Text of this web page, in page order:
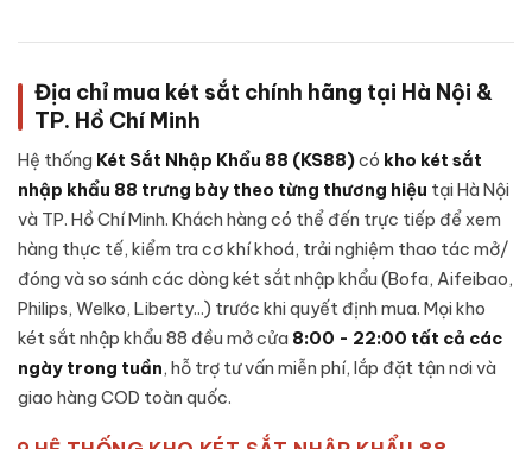
chế tạo theo cấu trúc nhiều lớp, từng chi tiết được gia công
cẩn thận:
Lớp ngoài:Thép tấm cường độ cao, sơn tĩnh điện cao cấp
chống trầy xước và bong sơn theo thời gian sử dụng.
Lớp lõi chống cháy:Hỗn hợpbê-tông chống cháykết
hợp vật liệu cách nhiệt chịu nhiệt độ cao - giữ tài sản, giấy
tờ an toàn trong sự cố hoả hoạn.
Lớp trong: Thép tấm gia cường, vách nhung chống trầy
cho tài sản đặt bên trong, có ngăn phụ tiện lợi.
Cánh két:Đúc nguyên khối thép đặc dày, gờ cánh khít với
thân, đệm chống khói thoát.
Địa chỉ mua két sắt chính hãng tại Hà Nội &
TP. Hồ Chí Minh
Hệ thống Két Sắt Nhập Khẩu 88 (KS88)có kho két sắt
nhập khẩu 88 trưng bày theo từng thương hiệu tại Hà Nội
và TP. Hồ Chí Minh. Khách hàng có thể đến trực tiếp để xem
hàng thực tế, kiểm tra cơ khí khoá, trải nghiệm thao tác mở/
đóng và so sánh các dòng két sắt nhập khẩu (Bofa, Aifeibao,
Philips, Welko, Liberty...) trước khi quyết định mua. Mọi kho
két sắt nhập khẩu 88 đều mở cửa 8:00 - 22:00 tất cả các
ngày trong tuần, hỗ trợ tư vấn miễn phí, lắp đặt tận nơi và
giao hàng COD toàn quốc.